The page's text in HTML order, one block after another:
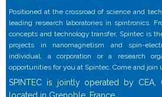
Positioned at the crossroad of science and
leading research laboratories in spintronics.
concepts and technology transfer, Spintec is
projects in nanomagnetism and spin-
individual, a corporation or a research
opportunities for you at Spintec. Come and join
SPINTEC is jointly operated by CEA,
located in Grenoble, France